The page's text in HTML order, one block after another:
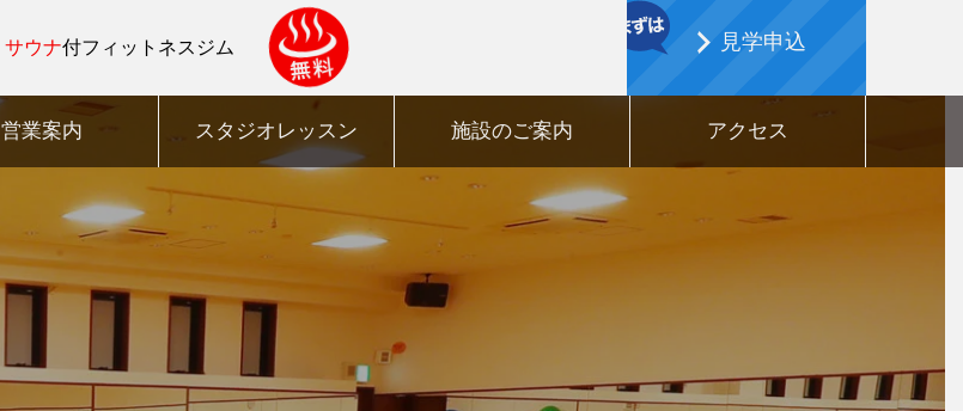
サウナ付フィットネスジム 見学申込
営業案内 スタジオレッスン 施設のご案内 アクセス